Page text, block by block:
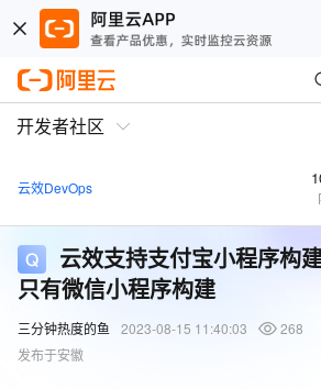
开发者社区
云效DevOps
云效支持支付宝小程序构
只有微信小程序构建
三分钟热度的鱼 2023-08-15 11:40:03
268
发布于安徽